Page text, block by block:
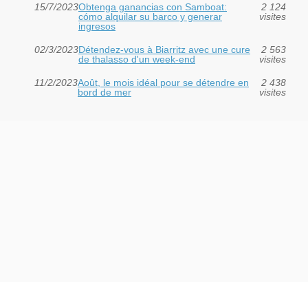
15/7/2023Obtenga ganancias con Samboat:
cómo alquilar su barco y generar
ingresos
2 124
visites
02/3/2023Détendez-vous à Biarritz avec une cure
de thalasso d'un week-end
2 563
visites
11/2/2023Août, le mois idéal pour se détendre en
bord de mer
2 438
visites